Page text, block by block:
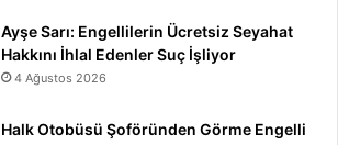
Ayşe Sarı: Engellilerin Ücretsiz Seyahat
Hakkını İhlal Edenler Suç İşliyor
4 Ağustos 2026
Halk Otobüsü Şoföründen Görme Engelli